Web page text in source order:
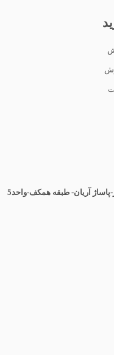
پاساژ آریان- طبقه همکف-واحد5